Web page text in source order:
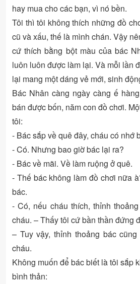
hay mua cho các bạn, vì nó bền.
Tôi thì tôi không thích những đồ
cũ và xấu, thế là mình chán. Vậy
cứ thích bằng bột màu của bác
luôn luôn được làm lại. Và mỗi lần
lại mang một dáng vẻ mới, sinh
Bác Nhân càng ngày càng ế
bán được bốn, năm con đồ chơi.
tôi:
- Bác sắp về quê đây, cháu có nhớ
- Có. Nhưng bao giờ bác lại ra?
- Bác về mãi. Về làm ruộng ở quê.
- Thế bác không làm đồ chơi nữa
bác.
- Có, nếu cháu thích, thỉnh
cháu. – Thấy tôi cứ bần thần đứng
– Tuy vậy, thỉnh thoảng bác
cháu.
Không muốn để bác biết là tôi sắp
bình thản: